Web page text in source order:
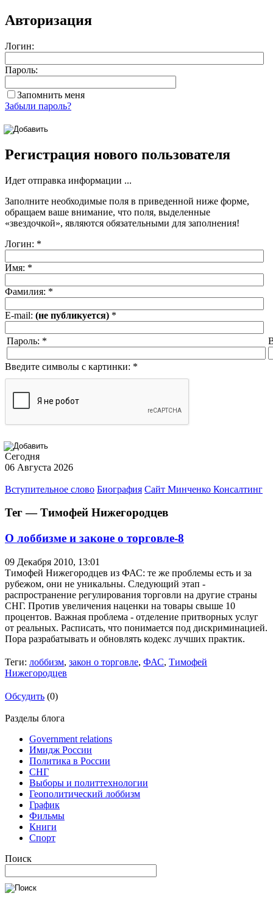
Авторизация
Логин:
Пароль:
Запомнить меня
Забыли пароль?
Регистрация нового пользователя
Идет отправка информации ...
Заполните необходимые поля в приведенной ниже форме,
обращаем ваше внимание, что поля, выделенные
«звездочкой», являются обязательными для заполнения!
Логин: *
Имя: *
Фамилия: *
E-mail: (не публикуется) *
Пароль: *
Введите символы с картинки: *
Сегодня
06 Августа 2026
Вступительное слово Биография Сайт Минченко Консалтинг
Тег — Тимофей Нижегородцев
О лоббизме и законе о торговле-8
09 Декабря 2010, 13:01
Тимофей Нижегородцев из ФАС: те же проблемы есть и за
рубежом, они не уникальны. Следующий этап -
распространение регулирования торговли на другие страны
СНГ. Против увеличения наценки на товары свыше 10
процентов. Важная проблема - отделение притворных услуг
от реальных. Расписать, что понимается под дискриминацией.
Пора разрабатывать и обновлять кодекс лучших практик.
Теги: лоббизм, закон о торговле, ФАС, Тимофей
Нижегородцев
Обсудить (0)
Разделы блога
Government relations
Имидж России
Политика в России
СНГ
Выборы и политтехнологии
Геополитический лоббизм
График
Фильмы
Книги
Спорт
Поиск